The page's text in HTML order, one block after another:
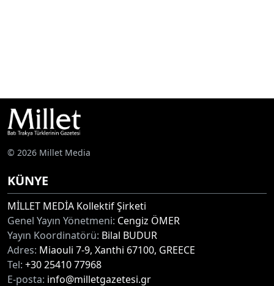
© 2026 Millet Media
KÜNYE
MİLLET MEDİA Kollektif Şirketi
Genel Yayın Yönetmeni: Cengiz ÖMER
Yayın Koordinatörü: Bilal BUDUR
Adres: Miaouli 7-9, Xanthi 67100, GREECE
Tel: +30 25410 77968
E-posta: info@milletgazetesi.gr